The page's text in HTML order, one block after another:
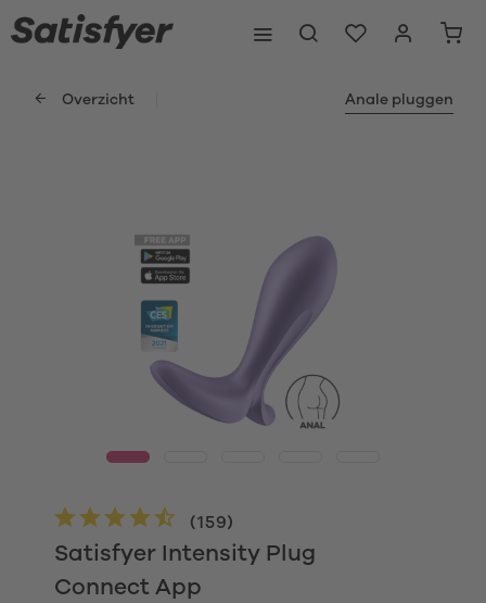
Overzicht Anale pluggen
Satisfyer Intensity Plug
Connect App
(159)